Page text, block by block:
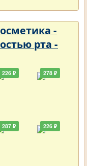
-
рта -
226 ₽
287 ₽
278 ₽
226 ₽